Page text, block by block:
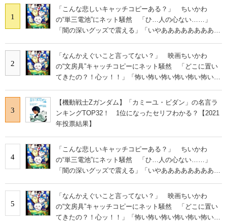
1
「こんな悲しいキャッチコピーある？」 ちいかわ
の“単三電池”にネット騒然 「ひ…人の心ない……」
「闇の深いグッズで震える」「いやあああああああああ
2
「なんかえぐいこと言ってない？」 映画ちいかわ
の“文房具”キャッチコピーにネット騒然 「どこに置い
てきたの？！心ッ！！」「怖い怖い怖い怖い怖い怖い怖
3
【機動戦士Zガンダム】「カミーユ・ビダン」の名言ラ
ンキングTOP32！ 1位になったセリフわかる？【2021
年投票結果】
4
「こんな悲しいキャッチコピーある？」 ちいかわ
の“単三電池”にネット騒然 「ひ…人の心ない……」
「闇の深いグッズで震える」「いやあああああああああ
5
「なんかえぐいこと言ってない？」 映画ちいかわ
の“文房具”キャッチコピーにネット騒然 「どこに置い
てきたの？！心ッ！！」「怖い怖い怖い怖い怖い怖い怖